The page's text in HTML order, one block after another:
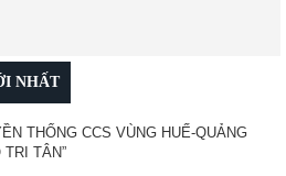
NHẤT
THỐNG CCS VÙNG HUẾ-QUẢNG
TRI TÂN”